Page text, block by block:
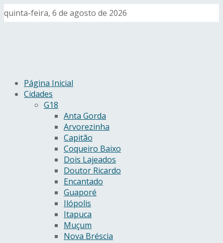
quinta-feira, 6 de agosto de 2026
Página Inicial
Cidades
G18
Anta Gorda
Arvorezinha
Capitão
Coqueiro Baixo
Dois Lajeados
Doutor Ricardo
Encantado
Guaporé
Ilópolis
Itapuca
Muçum
Nova Bréscia